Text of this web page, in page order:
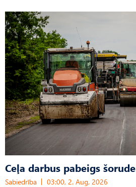
Ceļa darbus pabeigs
Sabiedrība 03:00, 2. Aug, 2026